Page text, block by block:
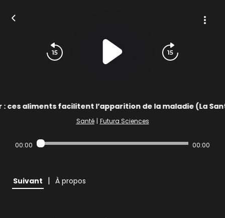
: ces aliments facilitent l’apparition de la maladie (La
Santé | Futura Sciences
00:00 00:00
Suivant | À propos